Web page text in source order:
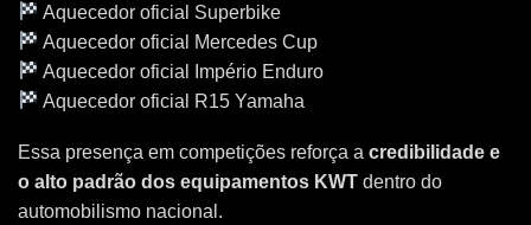
Aquecedor oficial Superbike
Aquecedor oficial Mercedes Cup
Aquecedor oficial Império Enduro
Aquecedor oficial R15 Yamaha
Essa presença em competições reforça a credibilidade e
o alto padrão dos equipamentos KWT dentro do
automobilismo nacional.